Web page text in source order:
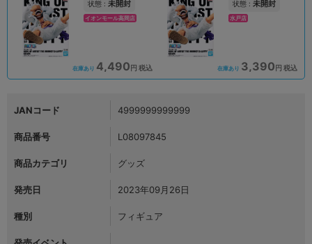
状態 : 未開封
イオンモール高岡店
在庫あり 4,490 円 税込
状態 : 未開封
水戸店
在庫あり 3,390 円 税込
JANコード 4999999999999
商品番号 L08097845
商品カテゴリ グッズ
発売日 2023年09月26日
種別 フィギュア